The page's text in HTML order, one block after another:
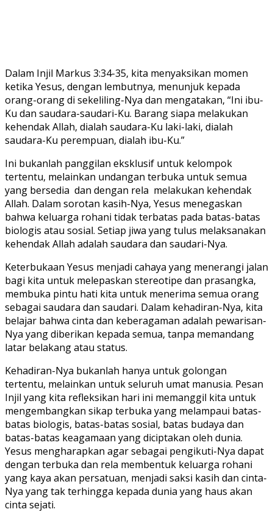
Dalam Injil Markus 3:34-35, kita menyaksikan momen
ketika Yesus, dengan lembutnya, menunjuk kepada
orang-orang di sekeliling-Nya dan mengatakan, “Ini ibu-
Ku dan saudara-saudari-Ku. Barang siapa melakukan
kehendak Allah, dialah saudara-Ku laki-laki, dialah
saudara-Ku perempuan, dialah ibu-Ku.”
Ini bukanlah panggilan eksklusif untuk kelompok
tertentu, melainkan undangan terbuka untuk semua
yang bersedia dan dengan rela melakukan kehendak
Allah. Dalam sorotan kasih-Nya, Yesus menegaskan
bahwa keluarga rohani tidak terbatas pada batas-batas
biologis atau sosial. Setiap jiwa yang tulus melaksanakan
kehendak Allah adalah saudara dan saudari-Nya.
Keterbukaan Yesus menjadi cahaya yang menerangi jalan
bagi kita untuk melepaskan stereotipe dan prasangka,
membuka pintu hati kita untuk menerima semua orang
sebagai saudara dan saudari. Dalam kehadiran-Nya, kita
belajar bahwa cinta dan keberagaman adalah pewarisan-
Nya yang diberikan kepada semua, tanpa memandang
latar belakang atau status.
Kehadiran-Nya bukanlah hanya untuk golongan
tertentu, melainkan untuk seluruh umat manusia. Pesan
Injil yang kita refleksikan hari ini memanggil kita untuk
mengembangkan sikap terbuka yang melampaui batas-
batas biologis, batas-batas sosial, batas budaya dan
batas-batas keagamaan yang diciptakan oleh dunia.
Yesus mengharapkan agar sebagai pengikuti-Nya dapat
dengan terbuka dan rela membentuk keluarga rohani
yang kaya akan persatuan, menjadi saksi kasih dan cinta-
Nya yang tak terhingga kepada dunia yang haus akan
cinta sejati.